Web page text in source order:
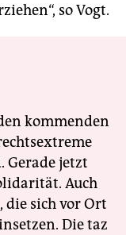
so Vogt.
kommenden
Gerade jetzt
Auch
die sich vor Ort
Die taz